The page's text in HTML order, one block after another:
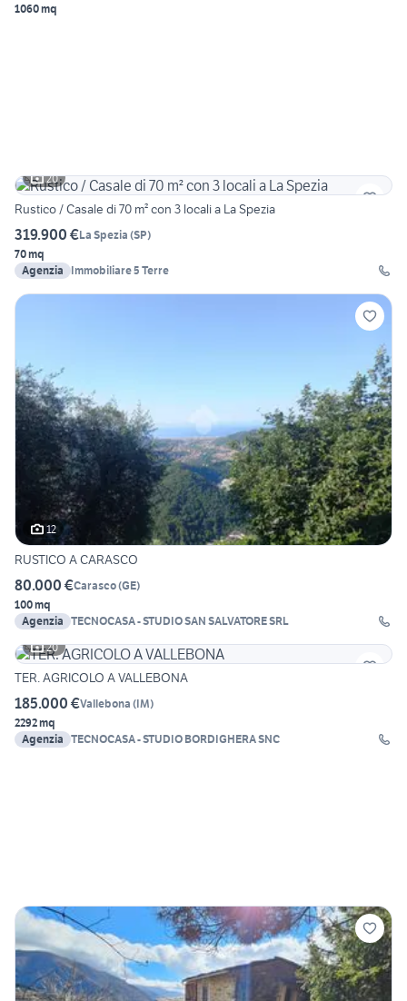
1060 mq
20
Rustico / Casale di 70 m² con 3 locali a La Spezia
319.900 €La Spezia (SP)
70 mq
Agenzia
Immobiliare 5 Terre
12
RUSTICO A CARASCO
80.000 €Carasco(GE)
100 mq
Agenzia
TECNOCASA - STUDIO SAN SALVATORE SRL
20
TER. AGRICOLO A VALLEBONA
185.000 €Vallebona (IM)
2292 mq
Agenzia TECNOCASA - STUDIO BORDIGHERA SNC